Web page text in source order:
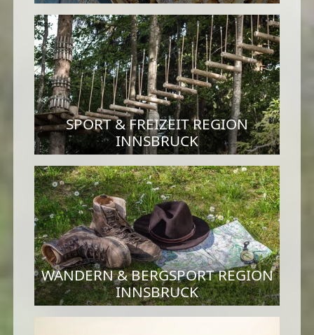
SPORT & FREIZEIT REGION
INNSBRUCK
WANDERN & BERGSPORT REGION
INNSBRUCK